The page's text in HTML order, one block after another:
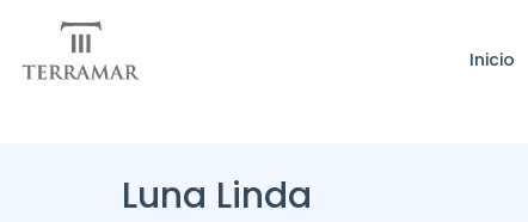
Inicio
Luna Linda